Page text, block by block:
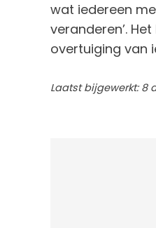
wat iedereen
veranderen’.
overtuiging van
Laatst bijgewerkt: 8